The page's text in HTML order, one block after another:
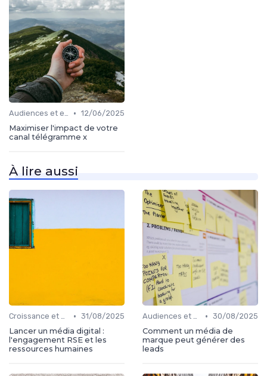
Audiences et engagement • 12/06/2025
Maximiser l'impact de votre
canal télégramme x
À lire aussi
Croissance et développement • 31/08/2025
Lancer un média digital :
l'engagement RSE et les
ressources humaines
Audiences et engagement • 30/08/2025
Comment un média de
marque peut générer des
leads